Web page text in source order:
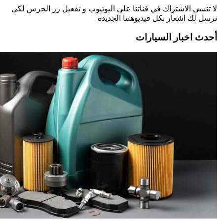
لا تنسي الاشتراك في قناتنا علي اليوتيوب و تفعيل زر الجرس لكي
نرسل لك اشعار بكل فيديوهتنا الجديدة
أحدث اخبار السيارات